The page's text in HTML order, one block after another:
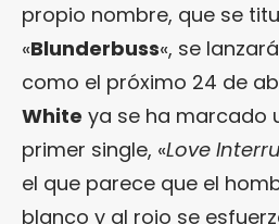
propio nombre, que se
«Blunderbuss«, se
como el próximo 24 de
White ya se ha marcado
primer single, «Love
el que parece que el
blanco y al rojo se